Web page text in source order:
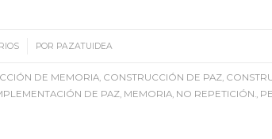
POR PAZATUIDEA
DE MEMORIA, CONSTRUCCIÓN DE PAZ,
DE PAZ, MEMORIA, NO REPETICIÓN.,